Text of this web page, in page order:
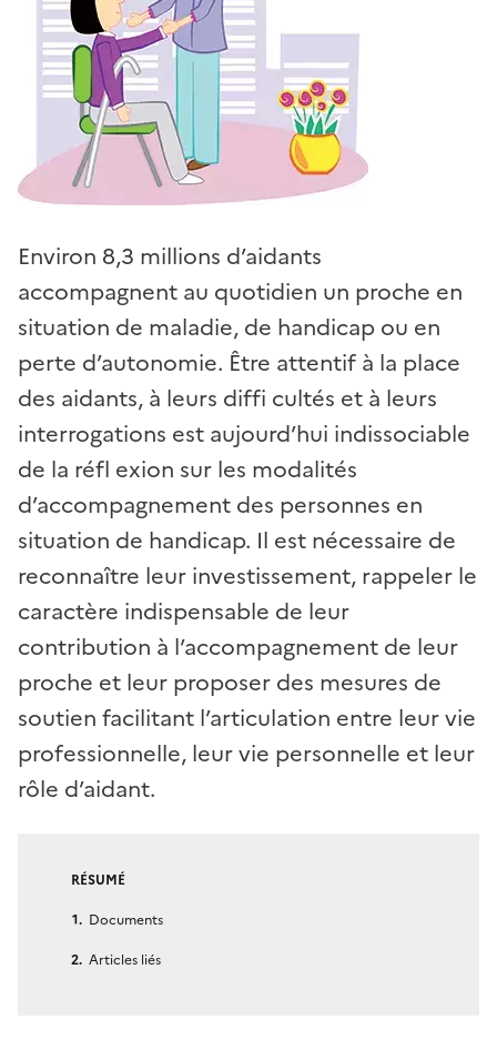
Environ 8,3 millions d’aidants
accompagnent au quotidien un proche en
situation de maladie, de handicap ou en
perte d’autonomie. Être attentif à la place
des aidants, à leurs diffi cultés et à leurs
interrogations est aujourd’hui indissociable
de la réfl exion sur les modalités
d’accompagnement des personnes en
situation de handicap. Il est nécessaire de
reconnaître leur investissement, rappeler le
caractère indispensable de leur
contribution à l’accompagnement de leur
proche et leur proposer des mesures de
soutien facilitant l’articulation entre leur vie
professionnelle, leur vie personnelle et leur
rôle d’aidant.
RÉSUMÉ
Documents
Articles liés